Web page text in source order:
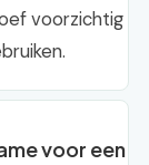
voorzichtig
voor een